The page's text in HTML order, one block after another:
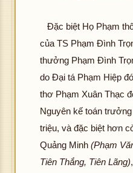
Đặc biệt Họ Phạm
của TS Phạm Đình
thưởng Phạm Đình
do Đại tá Phạm Hiệp
thơ Phạm Xuân Thạc
Nguyên kế toán
triệu, và đặc biệt hơn
Quảng Minh (Phạm
Tiên Thắng, Tiên Lãng)